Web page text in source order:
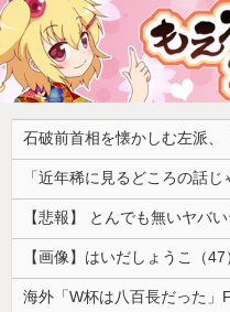
【悲報】 とんでも無いヤバ